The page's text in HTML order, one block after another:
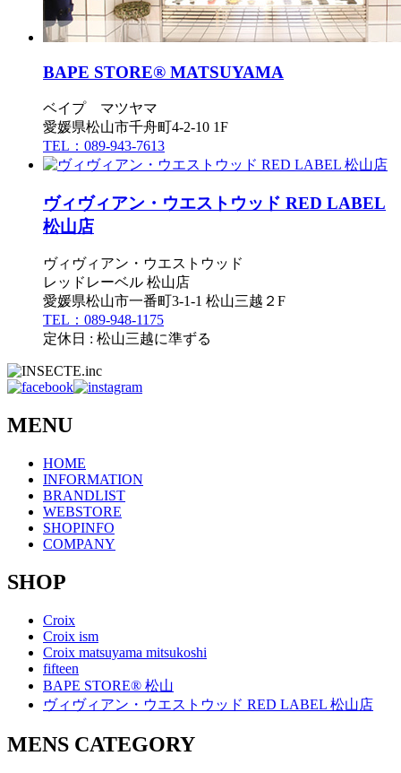
BAPE STORE® MATSUYAMA
ベイプ マツヤマ
愛媛県松山市千舟町4-2-10 1F
TEL：089-943-7613
ヴィヴィアン・ウエストウッド RED LABEL
松山店
ヴィヴィアン・ウエストウッド
レッドレーベル 松山店
愛媛県松山市一番町3-1-1 松山三越２F
TEL：089-948-1175
定休日 : 松山三越に準ずる
MENU
HOME
INFORMATION
BRANDLIST
WEBSTORE
SHOPINFO
COMPANY
SHOP
Croix
Croix ism
Croix matsuyama mitsukoshi
fifteen
BAPE STORE® 松山
ヴィヴィアン・ウエストウッド RED LABEL 松山店
MENS CATEGORY